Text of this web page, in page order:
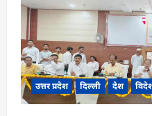
उत्तर प्रदेश दिल्ली देश